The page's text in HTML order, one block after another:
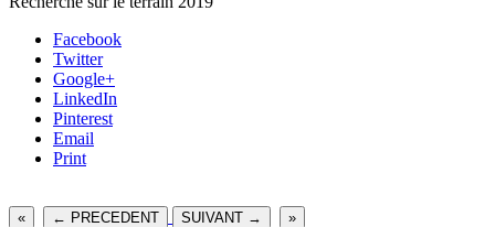
Facebook
Twitter
Google+
LinkedIn
Pinterest
Email
Print
« ← PRECEDENT SUIVANT → »